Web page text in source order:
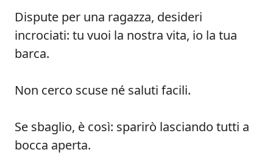
Dispute per una ragazza, desideri
incrociati: tu vuoi la nostra vita, io la tua
barca.
Non cerco scuse né saluti facili.
Se sbaglio, è così: sparirò lasciando tutti a
bocca aperta.